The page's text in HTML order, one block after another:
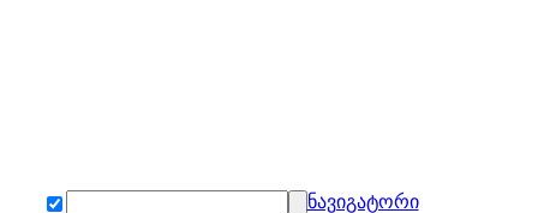
ნავიგატორი